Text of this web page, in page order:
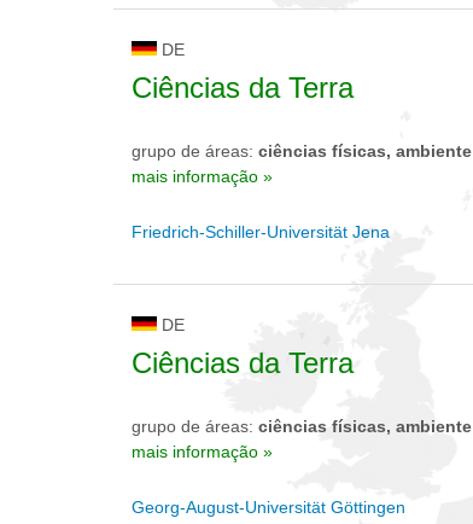
DE
Ciências da Terra
grupo de áreas: ciências físicas, ambiente
mais informação »
Friedrich-Schiller-Universität Jena
DE
Ciências da Terra
grupo de áreas: ciências físicas, ambiente
mais informação »
Georg-August-Universität Göttingen